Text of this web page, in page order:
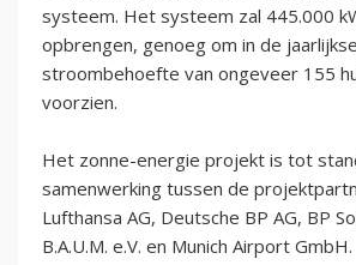
systeem. Het systeem zal 445.000
opbrengen, genoeg om in de jaarlijkse
stroombehoefte van ongeveer 155
voorzien.
Het zonne-energie projekt is tot
samenwerking tussen de
Lufthansa AG, Deutsche BP AG, BP
B.A.U.M. e.V. en Munich Airport GmbH.